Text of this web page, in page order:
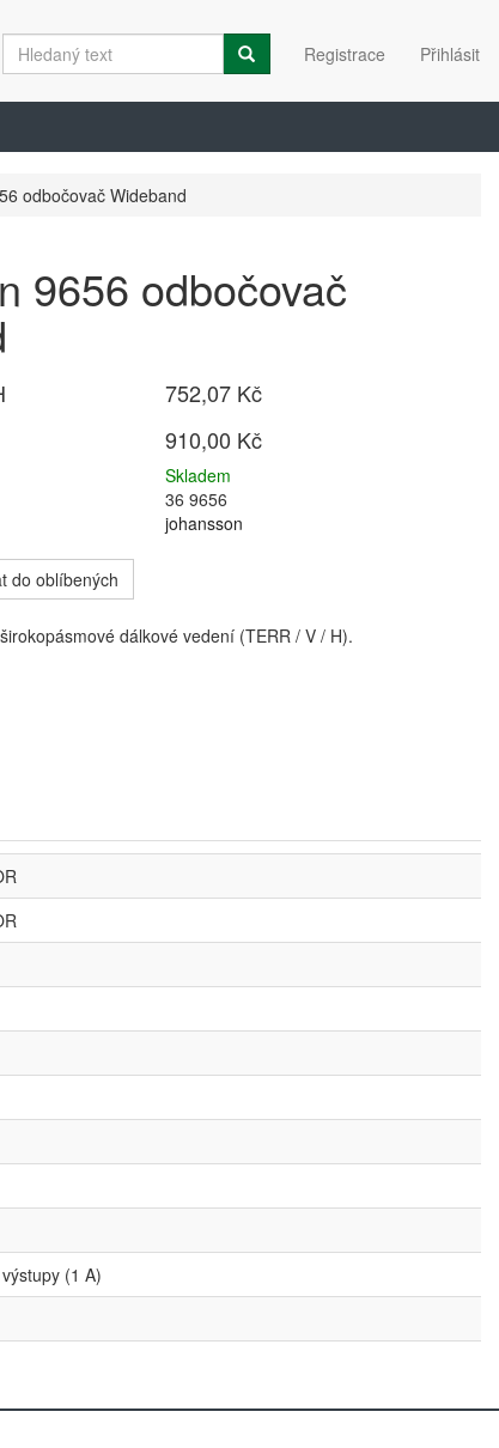
Registrace Přihlásit
odbočovač Wideband
9656 odbočovač
752,07 Kč
910,00 Kč
Skladem
36 9656
johansson
do oblíbených
dálkové vedení (TERR / V / H).
(1 A)